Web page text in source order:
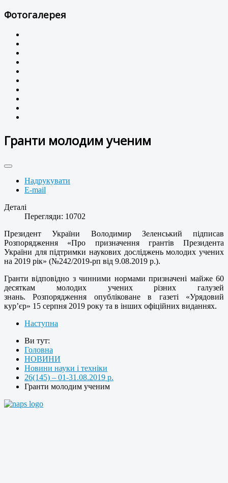
Фотогалерея
Гранти молодим ученим
Надрукувати
E-mail
Деталі
Перегляди: 10702
Президент України Володимир Зеленський підписав
Розпорядження «Про призначення грантів Президента
України для підтримки наукових досліджень молодих учених
на 2019 рік» (№242/2019-рп від 9.08.2019 р.).
Гранти відповідно з чинними нормами призначені майже 60
десяткам молодих учених різних галузей
знань.Розпорядження опубліковане в газеті «Урядовий
кур’єр» 15 серпня 2019 року та в інших офіційних виданнях.
Наступна
Ви тут:
Головна
НОВИНИ
Новини науки і техніки
26(145) – 01-31.08.2019 р.
Гранти молодим ученим